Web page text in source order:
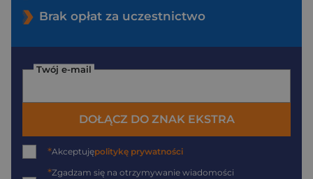
Brak opłat za uczestnictwo
Twój e-mail
DOŁĄCZ DO ZNAK EKSTRA
*Akceptujępolitykę prywatności
*Zgadzam się na otrzymywanie wiadomości